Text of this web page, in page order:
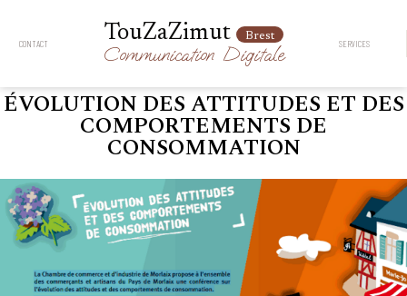
CONTACT TouZaZimut Brest
Communication Digitale SERVICES
ÉVOLUTION DES ATTITUDES ET DES
COMPORTEMENTS DE
CONSOMMATION